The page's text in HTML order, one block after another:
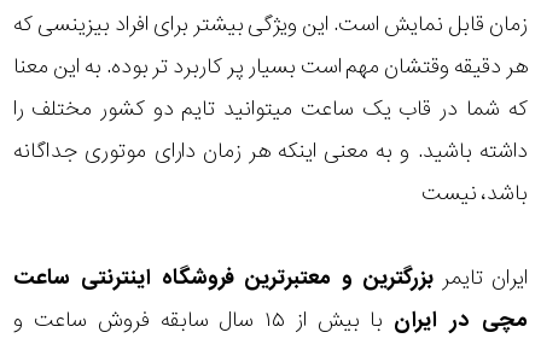
زمان قابل نمایش است. این ویژگی بیشتر برای افراد بیزینسی که
هر دقیقه وقتشان مهم است بسیار پر کاربرد تر بوده. به این معنا
که شما در قاب یک ساعت میتوانید تایم دو کشور مختلف را
داشته باشید. و به معنی اینکه هر زمان دارای موتوری جداگانه
باشد، نیست
ایران تایمر بزرگترین و معتبرترین فروشگاه اینترنتی ساعت
مچی در ایران
با بیش از ۱۵ سال سابقه فروش ساعت و